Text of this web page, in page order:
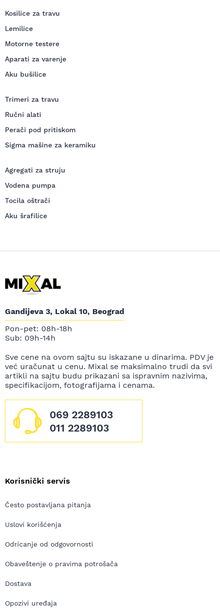
Kosilice za travu
Lemilice
Motorne testere
Aparati za varenje
Aku bušilice
Trimeri za travu
Ručni alati
Perači pod pritiskom
Sigma mašine za keramiku
Agregati za struju
Vodena pumpa
Tocila oštrači
Aku šrafilice
Gandijeva 3, Lokal 10, Beograd
Pon-pet: 08h-18h
Sub: 09h-14h
Sve cene na ovom sajtu su iskazane u dinarima. PDV je
već uračunat u cenu. Mixal se maksimalno trudi da svi
artikli na sajtu budu prikazani sa ispravnim nazivima,
specifikacijom, fotografijama i cenama.
069 2289103
011 2289103
Korisnički servis
Često postavljana pitanja
Uslovi korišćenja
Odricanje od odgovornosti
Obaveštenje o pravima potrošača
Dostava
Opozivi uređaja